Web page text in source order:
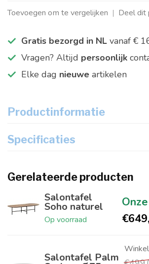
Toevoegen om te vergelijken Deel dit
Gratis bezorgd in NL vanaf €
Vragen? Altijd persoonlijk
Elke dag nieuwe artikelen
Productinformatie
Specificaties
Gerelateerde producten
Salontafel
Soho naturel
Op voorraad
Salontafel Palm